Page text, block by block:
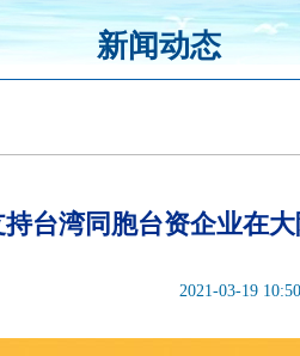
新闻动态
持台湾同胞台资企业在
2021-03-19 10:50